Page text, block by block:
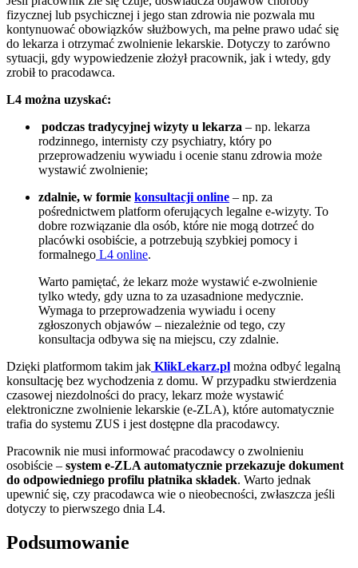
fizycznej lub psychicznej i jego stan zdrowia nie pozwala mu
kontynuować obowiązków służbowych, ma pełne prawo udać się
do lekarza i otrzymać zwolnienie lekarskie. Dotyczy to zarówno
sytuacji, gdy wypowiedzenie złożył pracownik, jak i wtedy, gdy
zrobił to pracodawca.
L4 można uzyskać:
podczas tradycyjnej wizyty u lekarza – np. lekarza
rodzinnego, internisty czy psychiatry, który po
przeprowadzeniu wywiadu i ocenie stanu zdrowia może
wystawić zwolnienie;
zdalnie, w formie konsultacji online – np. za
pośrednictwem platform oferujących legalne e‑wizyty. To
dobre rozwiązanie dla osób, które nie mogą dotrzeć do
placówki osobiście, a potrzebują szybkiej pomocy i
formalnego L4 online.
Warto pamiętać, że lekarz może wystawić e‑zwolnienie
tylko wtedy, gdy uzna to za uzasadnione medycznie.
Wymaga to przeprowadzenia wywiadu i oceny
zgłoszonych objawów – niezależnie od tego, czy
konsultacja odbywa się na miejscu, czy zdalnie.
Dzięki platformom takim jak KlikLekarz.pl można odbyć legalną
konsultację bez wychodzenia z domu. W przypadku stwierdzenia
czasowej niezdolności do pracy, lekarz może wystawić
elektroniczne zwolnienie lekarskie (e‑ZLA), które automatycznie
trafia do systemu ZUS i jest dostępne dla pracodawcy.
Pracownik nie musi informować pracodawcy o zwolnieniu
osobiście – system e‑ZLA automatycznie przekazuje dokument
do odpowiedniego profilu płatnika składek. Warto jednak
upewnić się, czy pracodawca wie o nieobecności, zwłaszcza jeśli
dotyczy to pierwszego dnia L4.
Podsumowanie